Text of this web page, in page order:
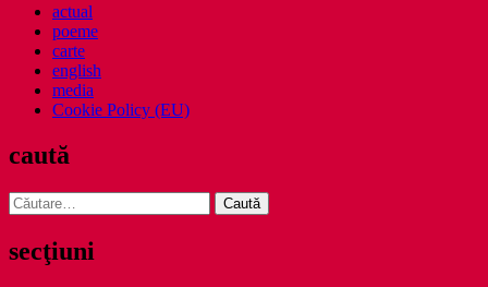
actual
poeme
carte
english
media
Cookie Policy (EU)
caută
Caută
după:
secţiuni